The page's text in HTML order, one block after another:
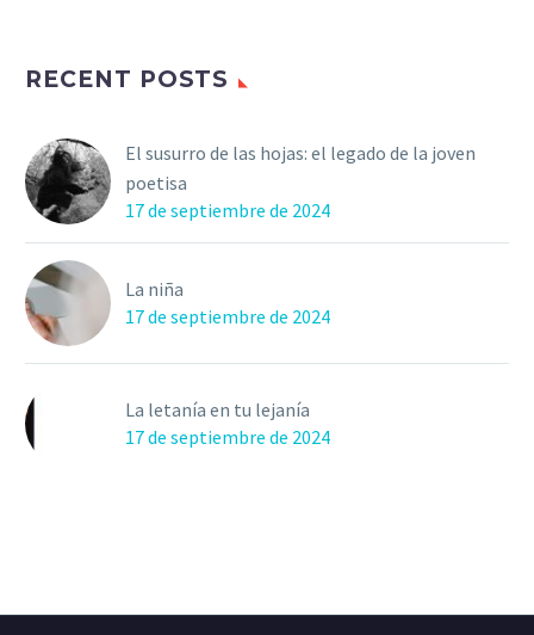
RECENT POSTS
El susurro de las hojas: el legado de la joven
poetisa
17 de septiembre de 2024
La niña
17 de septiembre de 2024
La letanía en tu lejanía
17 de septiembre de 2024